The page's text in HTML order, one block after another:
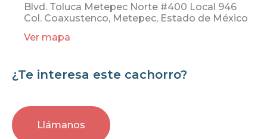
Blvd. Toluca Metepec Norte #400 Local 946
Col. Coaxustenco, Metepec, Estado de México
Ver mapa
¿Te interesa este cachorro?
Llámanos